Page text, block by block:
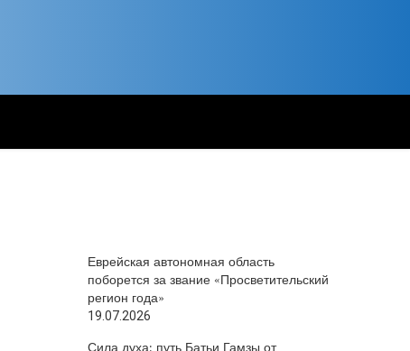
Еврейская автономная область
поборется за звание «Просветительский
регион года»
19.07.2026
Сила духа: путь Батьи Гамзы от